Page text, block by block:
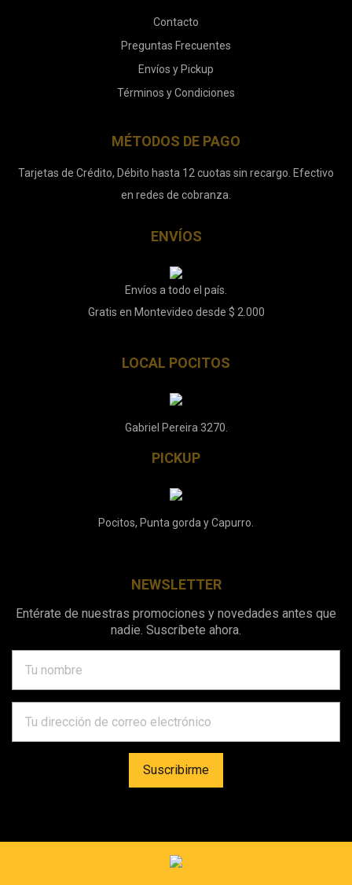
Contacto
Preguntas Frecuentes
Envíos y Pickup
Términos y Condiciones
MÉTODOS DE PAGO
Tarjetas de Crédito, Débito hasta 12 cuotas sin recargo. Efectivo
en redes de cobranza.
ENVÍOS
Envíos a todo el país.
Gratis en Montevideo desde $ 2.000
LOCAL POCITOS
Gabriel Pereira 3270.
PICKUP
Pocitos, Punta gorda y Capurro.
NEWSLETTER
Entérate de nuestras promociones y novedades antes que
nadie. Suscríbete ahora.